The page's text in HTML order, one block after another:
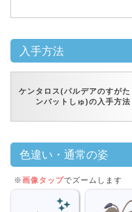
入手方法
ケンタロス(パルデアのすがた
ンバットしゅ)の入手方法
色違い・通常の姿
※画像タップでズームします